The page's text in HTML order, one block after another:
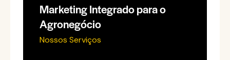
Marketing Integrado para o
Agronegócio
Nossos Serviços